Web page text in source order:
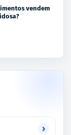
vendem
›